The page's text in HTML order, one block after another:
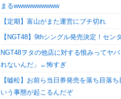
まるwwwwwwwwww
【定期】富山がまた運営にブチ切れ
【NGT48】9thシングル発売決定！セン
NGT48ヲタの他店に対する恨みってヤ
れないんだ」←怖すぎ
【嘘松】お前ら当日券発売を落ち目落
いう事態が起こるんだぞ